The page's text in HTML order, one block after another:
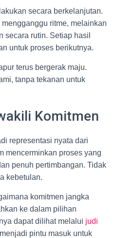
secara berkelanjutan.
ritme, melainkan
secara rutin. Setiap hasil
untuk proses berikutnya.
terus bergerak maju.
tanpa tekanan untuk
Komitmen
representasi nyata dari
mencerminkan proses yang
penuh pertimbangan. Tidak
kebetulan.
komitmen jangka
ke dalam pilihan
dapat dilihat melalui judi
pintu masuk untuk